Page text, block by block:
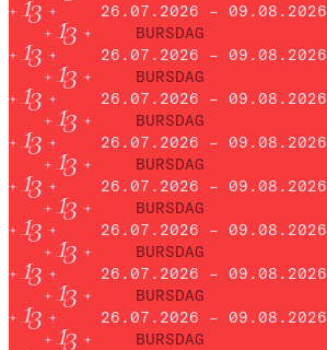
26.07.2026 – 09.08.2026
BURSDAG
26.07.2026 – 09.08.2026
BURSDAG
26.07.2026 – 09.08.2026
BURSDAG
26.07.2026 – 09.08.2026
BURSDAG
26.07.2026 – 09.08.2026
BURSDAG
26.07.2026 – 09.08.2026
BURSDAG
26.07.2026 – 09.08.2026
BURSDAG
26.07.2026 – 09.08.2026
BURSDAG